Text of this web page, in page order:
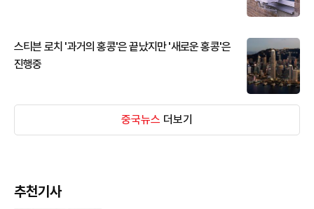
스티븐 로치 '과거의 홍콩'은 끝났지만 '새로운 홍콩'은
진행중
중국뉴스 더보기
추천기사